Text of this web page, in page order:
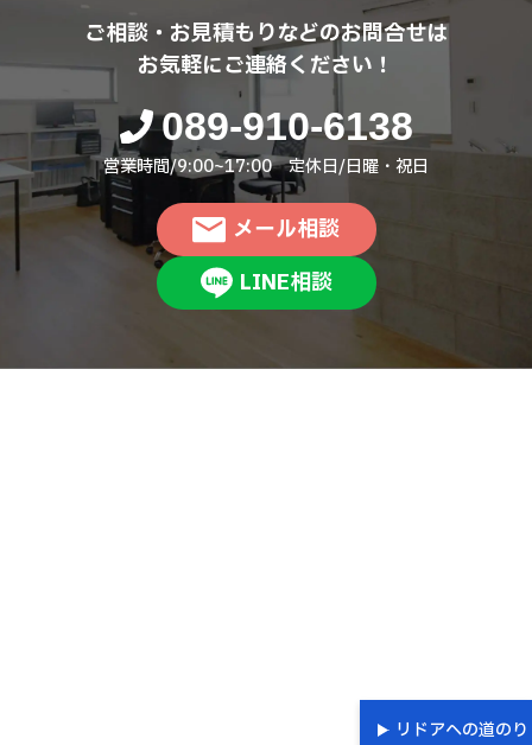
ご相談・お見積もりなどのお問合せは
お気軽にご連絡ください！
089-910-6138
営業時間/9:00~17:00 定休日/日曜・祝日
メール相談
LINE相談
リドアへの道のり